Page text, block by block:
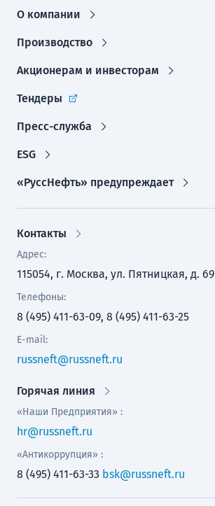
О компании
Производство
Акционерам и инвесторам
Тендеры
Пресс-служба
ESG
«РуссНефть» предупреждает
Контакты
Адрес:
115054, г. Москва, ул. Пятницкая, д. 69
Телефоны:
8 (495) 411-63-09, 8 (495) 411-63-25
E-mail:
russneft@russneft.ru
Горячая линия
«Наши Предприятия» :
hr@russneft.ru
«Антикоррупция» :
8 (495) 411-63-33 bsk@russneft.ru